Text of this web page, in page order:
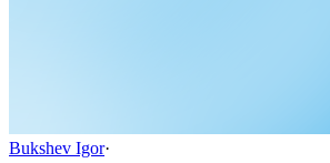
Bukshev Igor·